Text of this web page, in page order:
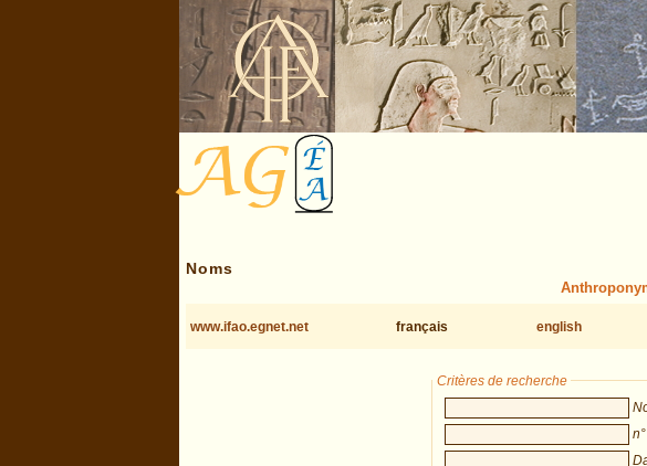
Noms
www.ifao.egnet.net français english
Critères de recherche